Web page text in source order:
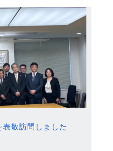
敬訪問しました